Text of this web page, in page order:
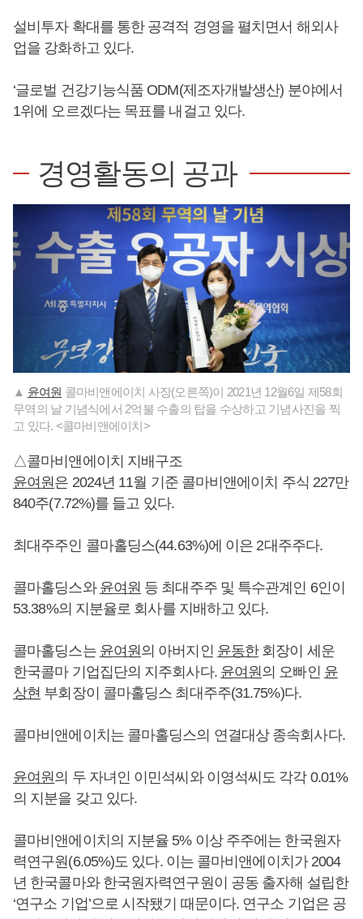
설비투자 확대를 통한 공격적 경영을 펼치면서 해외사
업을 강화하고 있다.
‘글로벌 건강기능식품 ODM(제조자개발생산) 분야에서
1위에 오르겠다는 목표를 내걸고 있다.
경영활동의 공과
▲ 윤여원 콜마비앤에이치 사장(오른쪽)이 2021년 12월6일 제58회
무역의 날 기념식에서 2억불 수출의 탑을 수상하고 기념사진을 찍
고 있다. <콜마비앤에이치>
△콜마비앤에이치 지배구조
윤여원은 2024년 11월 기준 콜마비앤에이치 주식 227만
840주(7.72%)를 들고 있다.
최대주주인 콜마홀딩스(44.63%)에 이은 2대주주다.
콜마홀딩스와 윤여원 등 최대주주 및 특수관계인 6인이
53.38%의 지분율로 회사를 지배하고 있다.
콜마홀딩스는 윤여원의 아버지인 윤동한회장이 세운
한국콜마 기업집단의 지주회사다. 윤여원의 오빠인 윤
상현 부회장이 콜마홀딩스 최대주주(31.75%)다.
콜마비앤에이치는 콜마홀딩스의 연결대상 종속회사다.
윤여원의 두 자녀인 이민석씨와 이영석씨도 각각 0.01%
의 지분을 갖고 있다.
콜마비앤에이치의 지분율 5% 이상 주주에는 한국원자
력연구원(6.05%)도 있다. 이는 콜마비앤에이치가 2004
년 한국콜마와 한국원자력연구원이 공동 출자해 설립한
‘연구소 기업’으로 시작됐기 때문이다. 연구소 기업은 공